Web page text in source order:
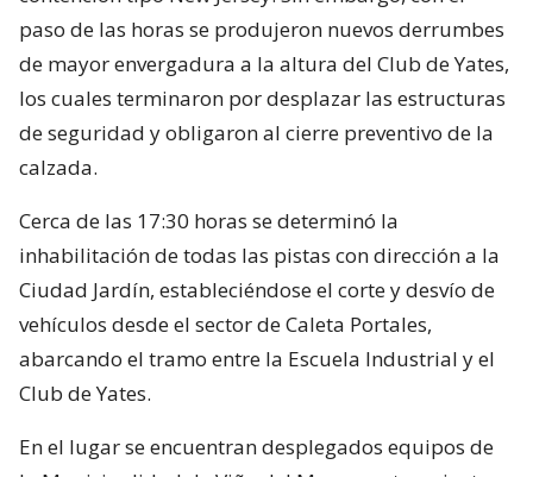
paso de las horas se produjeron nuevos derrumbes
de mayor envergadura a la altura del Club de Yates,
los cuales terminaron por desplazar las estructuras
de seguridad y obligaron al cierre preventivo de la
calzada.
Cerca de las 17:30 horas se determinó la
inhabilitación de todas las pistas con dirección a la
Ciudad Jardín, estableciéndose el corte y desvío de
vehículos desde el sector de Caleta Portales,
abarcando el tramo entre la Escuela Industrial y el
Club de Yates.
En el lugar se encuentran desplegados equipos de